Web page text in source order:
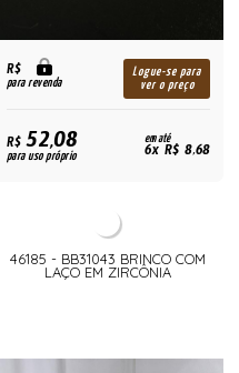
R$
para revenda
Logue-se para
ver o preço
R$52,08
para uso próprio
em até
6x R$ 8,68
46185 - BB31043 BRINCO COM
LAÇO EM ZIRCÔNIA